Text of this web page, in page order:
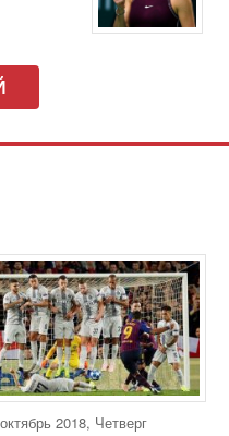
2018, Четверг